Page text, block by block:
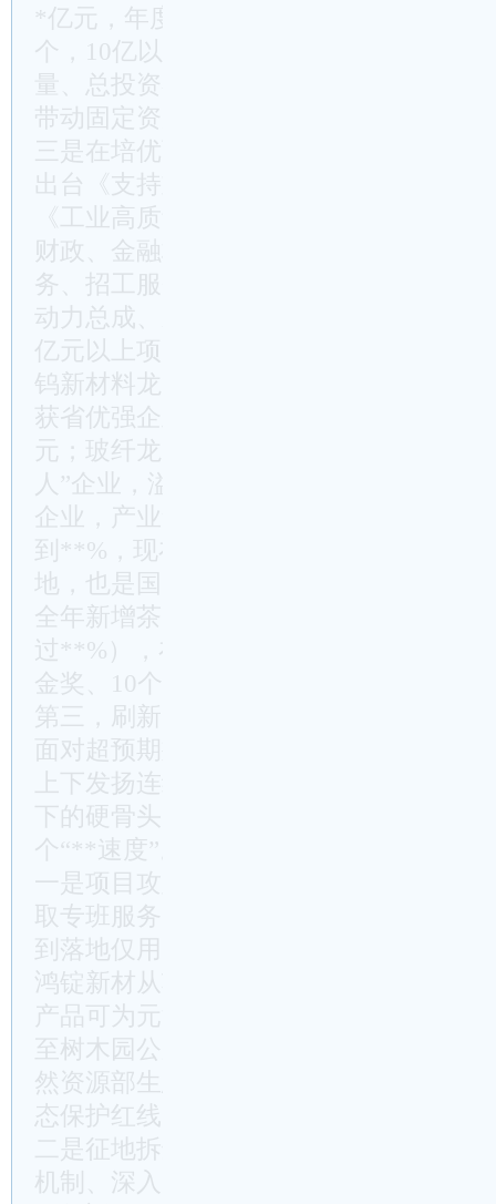
*亿元，年度投资**亿元，均全面开工，
个，10亿以上**个。超额完成年度计划
量、总投资额、年度计划投资额连续6年
带动固定资产投资增长**，列全市前列
三是在培优育强上创新高。我们实施“领
出台《支持重点骨干工业企业做强做大
《工业高质量发展若干扶持政策》，从
财政、金融杠杆并用，推动政策优惠向
务、招工服务转变，组建**个重点项目
动力总成、新中元、晨光二期、东进稀
亿元以上项目建设，助力**家规模工业
钨新材料龙头企业晨光稀土营收首次突
获省优强企业专项奖（全省50个），明
元；玻纤龙头企业元源新材入选国家第
人”企业，溢联科技等**家企业被评选为
企业，产业集群企业增至**多家，产业
到**%，现在**不仅是辐射大湾区最近
地，也是国内发展最为迅速的玻纤复材
全年新增茶园面积、茶叶产量、年产值
过**%），在“中茶杯”第十二届国际鼎
金奖、10个金奖，**绿茶被认定为国家
第三，刷新了新速度，实现了新跨越。
面对超预期
上下发扬连续作战、敢打必胜的精神，
下的硬骨头，建设了一批打基础利长远
个“**速度”。
一是项目攻坚创造了新速度。为了让项
取专班服务，为项目落地开通绿色通道
到落地仅用15天时间，4个月投产见效；
鸿锭新材从项目落地到建成投产仅用6个
产品可为元源新材提供稳定可靠的原材
至树木园公路项目从立项到审批落地仅
然资源部生态红线管理规则下发后、全
态保护红线内允许有限人为活动情形的
二是征地拆迁创造了新速度。合理的补
机制、深入的沟通交流，刷新了**征迁